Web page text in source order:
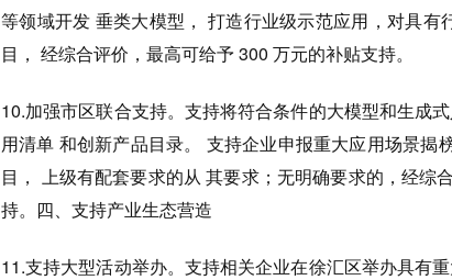
等领域开发 垂类大模型， 打造行业级示范应用，对具
目， 经综合评价，最高可给予 300 万元的补贴支持。
10.加强市区联合支持。支持将符合条件的大模型和生成
用清单 和创新产品目录。 支持企业申报重大应用场景揭
目， 上级有配套要求的从 其要求；无明确要求的，经综
持。 四、支持产业生态营造
11.支持大型活动举办。支持相关企业在徐汇区举办具有